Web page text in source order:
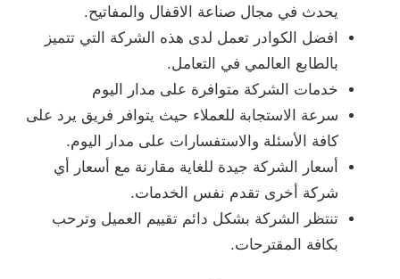
يحدث في مجال صناعة الاقفال والمفاتيح.
افضل الكوادر تعمل لدى هذه الشركة التي تتميز
بالطابع العالمي في التعامل.
خدمات الشركة متوافرة على مدار اليوم
سرعة الاستجابة للعملاء حيث يتوافر فريق يرد على
كافة الأسئلة والاستفسارات على مدار اليوم.
أسعار الشركة جيدة للغاية مقارنة مع أسعار أي
شركة أخرى تقدم نفس الخدمات.
تنتظر الشركة بشكل دائم تقييم العميل وترحب
بكافة المقترحات.